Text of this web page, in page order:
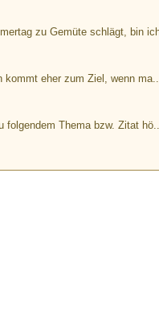
zu Gemüte schlägt, bin ich
eher zum Ziel, wenn ma...
folgendem Thema bzw. Zitat